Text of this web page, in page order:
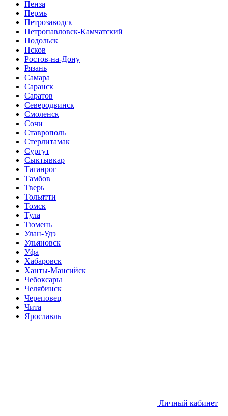
Пенза
Пермь
Петрозаводск
Петропавловск-Камчатский
Подольск
Псков
Ростов-на-Дону
Рязань
Самара
Саранск
Саратов
Северодвинск
Смоленск
Сочи
Ставрополь
Стерлитамак
Сургут
Сыктывкар
Таганрог
Тамбов
Тверь
Тольятти
Томск
Тула
Тюмень
Улан-Удэ
Ульяновск
Уфа
Хабаровск
Ханты-Мансийск
Чебоксары
Челябинск
Череповец
Чита
Ярославль
Личный кабинет